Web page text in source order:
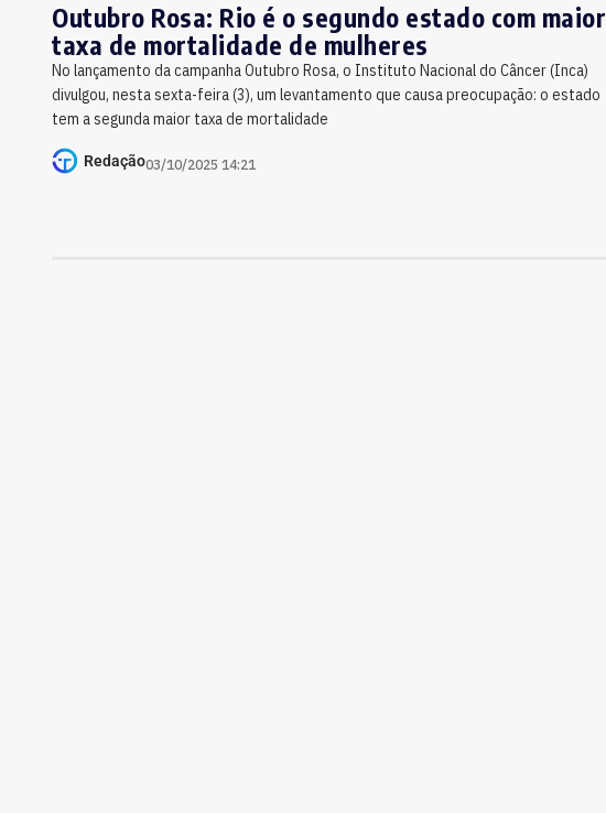
Outubro Rosa: Rio é o segundo estado com maior
taxa de mortalidade de mulheres
No lançamento da campanha Outubro Rosa, o Instituto Nacional do Câncer (Inca)
divulgou, nesta sexta-feira (3), um levantamento que causa preocupação: o estado
tem a segunda maior taxa de mortalidade
Redação03/10/2025 14:21